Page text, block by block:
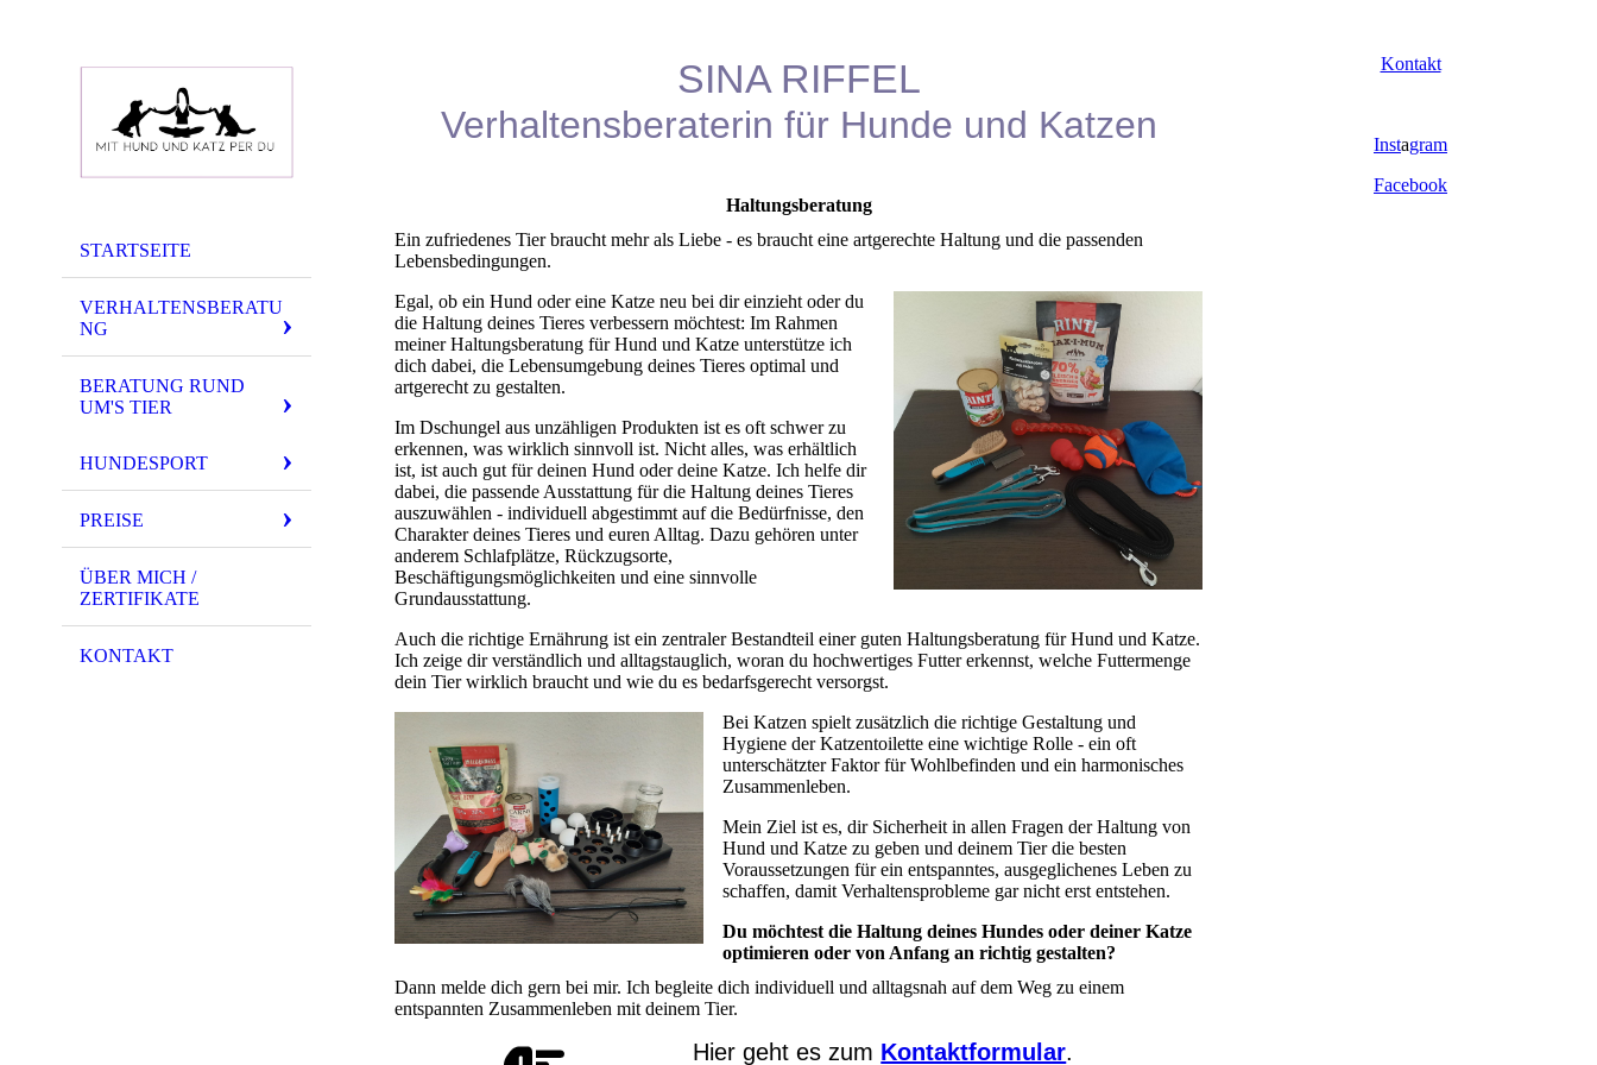
STARTSEITE
VERHALTENSBERATU
NG
BERATUNG RUND
UM'S TIER
HUNDESPORT
PREISE
ÜBER MICH /
ZERTIFIKATE
KONTAKT
SINA RIFFEL
Verhaltensberaterin für Hunde und Katzen
Haltungsberatung
Ein zufriedenes Tier braucht mehr als Liebe - es braucht eine artgerechte Haltung und die passenden
Lebensbedingungen.
Egal, ob ein Hund oder eine Katze neu bei dir einzieht oder du
die Haltung deines Tieres verbessern möchtest: Im Rahmen
meiner Haltungsberatung für Hund und Katze unterstütze ich
dich dabei, die Lebensumgebung deines Tieres optimal und
artgerecht zu gestalten.
Im Dschungel aus unzähligen Produkten ist es oft schwer zu
erkennen, was wirklich sinnvoll ist. Nicht alles, was erhältlich
ist, ist auch gut für deinen Hund oder deine Katze. Ich helfe dir
dabei, die passende Ausstattung für die Haltung deines Tieres
auszuwählen - individuell abgestimmt auf die Bedürfnisse, den
Charakter deines Tieres und euren Alltag. Dazu gehören unter
anderem Schlafplätze, Rückzugsorte,
Beschäftigungsmöglichkeiten und eine sinnvolle
Grundausstattung.
Auch die richtige Ernährung ist ein zentraler Bestandteil einer guten Haltungsberatung für Hund und Katze.
Ich zeige dir verständlich und alltagstauglich, woran du hochwertiges Futter erkennst, welche Futtermenge
dein Tier wirklich braucht und wie du es bedarfsgerecht versorgst.
Bei Katzen spielt zusätzlich die richtige Gestaltung und
Hygiene der Katzentoilette eine wichtige Rolle - ein oft
unterschätzter Faktor für Wohlbefinden und ein harmonisches
Zusammenleben.
Mein Ziel ist es, dir Sicherheit in allen Fragen der Haltung von
Hund und Katze zu geben und deinem Tier die besten
Voraussetzungen für ein entspanntes, ausgeglichenes Leben zu
schaffen, damit Verhaltensprobleme gar nicht erst entstehen.
Du möchtest die Haltung deines Hundes oder deiner Katze
optimieren oder von Anfang an richtig gestalten?
Dann melde dich gern bei mir. Ich begleite dich individuell und alltagsnah auf dem Weg zu einem
entspannten Zusammenleben mit deinem Tier.
Hier geht es zum Kontaktformular.
Kontakt
Instagram
Facebook